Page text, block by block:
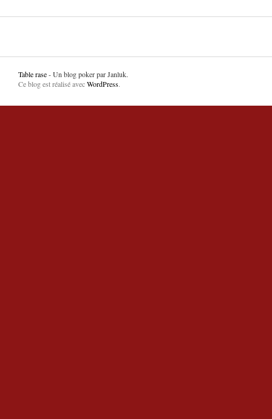
Table rase- Un blog poker par Janluk.
Ce blog est réalisé avecWordPress.